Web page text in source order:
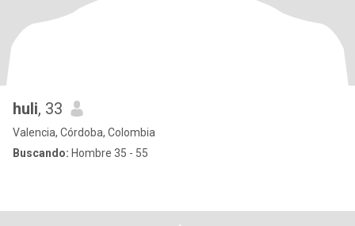
huli, 33
Valencia, Córdoba, Colombia
Buscando: Hombre 35 - 55